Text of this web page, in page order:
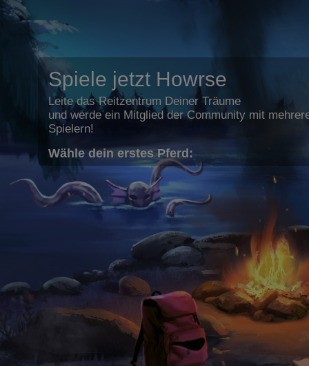
Spiele jetzt Howrse
Leite das Reitzentrum Deiner Träume
und werde ein Mitglied der Community mit
Spielern!
Wähle dein erstes Pferd: